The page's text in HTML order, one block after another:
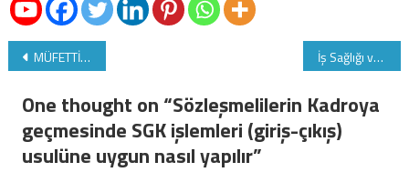
Yazı
gezinmesi
MÜFETTİŞLER ayrımcılık söylentilerinden son derece RAHATSIZ İş Sağlığı ve Güvenliği kapsamında çalışan temsilcisinin belirlenmesine ilişkin usul ve esaslar
One thought on “Sözleşmelilerin Kadroya
geçmesinde SGK işlemleri (giriş-çıkış)
usulüne uygun nasıl yapılır”